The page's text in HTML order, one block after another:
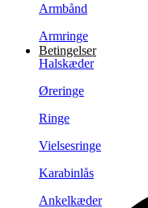
Armbånd
Armringe
Halskæder
Øreringe
Ringe
Vielsesringe
Karabinlås
Ankelkæder
Betingelser